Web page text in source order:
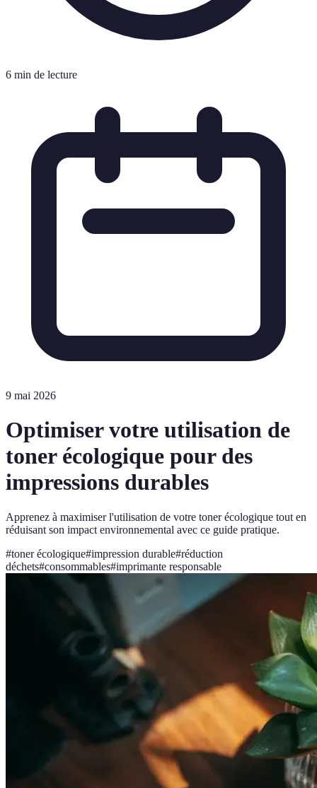
6 min de lecture
9 mai 2026
Optimiser votre utilisation de
toner écologique pour des
impressions durables
Apprenez à maximiser l'utilisation de votre toner écologique tout en
réduisant son impact environnemental avec ce guide pratique.
#toner écologique#impression durable#réduction
déchets#consommables#imprimante responsable